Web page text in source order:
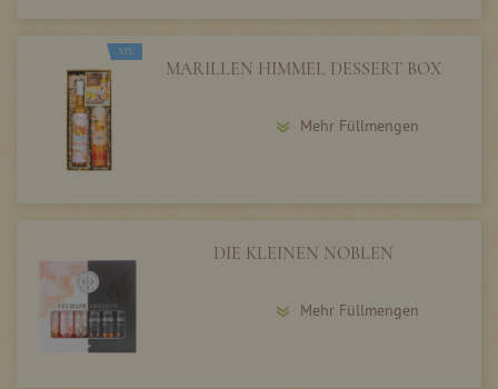
NEU
MARILLEN HIMMEL DESSERT BOX
Mehr Füllmengen
DIE KLEINEN NOBLEN
Mehr Füllmengen